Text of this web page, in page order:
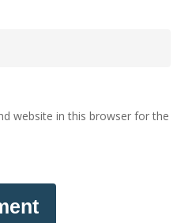
website in this browser for the